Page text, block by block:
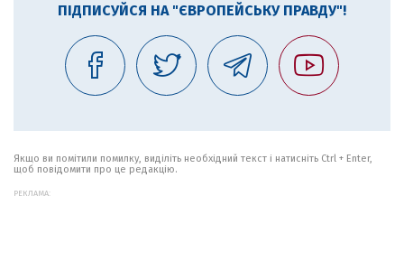
ПІДПИСУЙСЯ НА "ЄВРОПЕЙСЬКУ ПРАВДУ"!
Якщо ви помітили помилку, виділіть необхідний текст і натисніть Ctrl + Enter,
щоб повідомити про це редакцію.
РЕКЛАМА: